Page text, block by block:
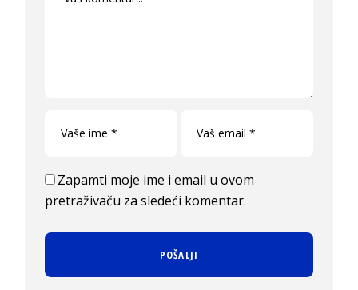
Zapamti moje ime i email u ovom
pretraživaču za sledeći komentar.